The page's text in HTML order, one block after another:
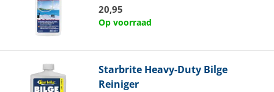
20,95
Op voorraad
Starbrite Heavy-Duty Bilge
Reiniger